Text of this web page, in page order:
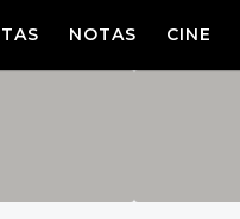
NOTAS CINE